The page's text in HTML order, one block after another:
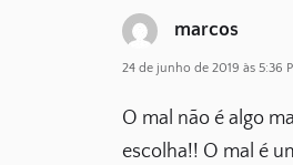
marcos
24 de junho de 2019 às 5:36
O mal não é algo
escolha!! O mal é